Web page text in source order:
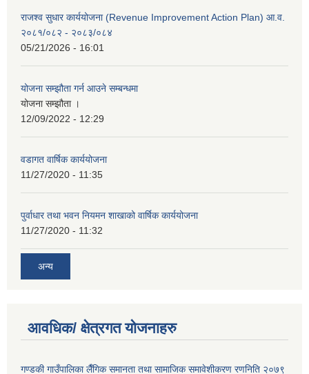
राजश्व सुधार कार्ययोजना (Revenue Improvement Action Plan) आ.व.
२०८१/०८२ - २०८३/०८४
05/21/2026 - 16:01
योजना सम्झौता गर्न आउने सम्बन्धमा
योजना सम्झौता ।
12/09/2022 - 12:29
वडागत वार्षिक कार्ययोजना
11/27/2020 - 11:35
पुर्वाधार तथा भवन नियमन शाखाको वार्षिक कार्ययोजना
11/27/2020 - 11:32
अन्य
आवधिक/ क्षेत्रगत योजनाहरु
गण्डकी गाउँपालिका लैँगिक समानता तथा सामाजिक समावेशीकरण रणनिति २०७९